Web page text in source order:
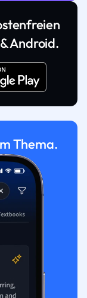
Android.
Thema.